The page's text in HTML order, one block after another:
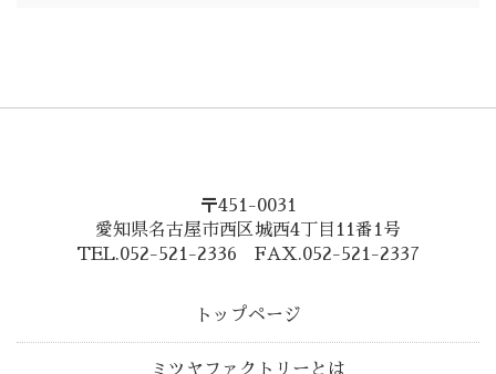
〒451-0031
愛知県名古屋市西区城西4丁目11番1号
TEL.052-521-2336 FAX.052-521-2337
トップページ
ミツヤファクトリーとは